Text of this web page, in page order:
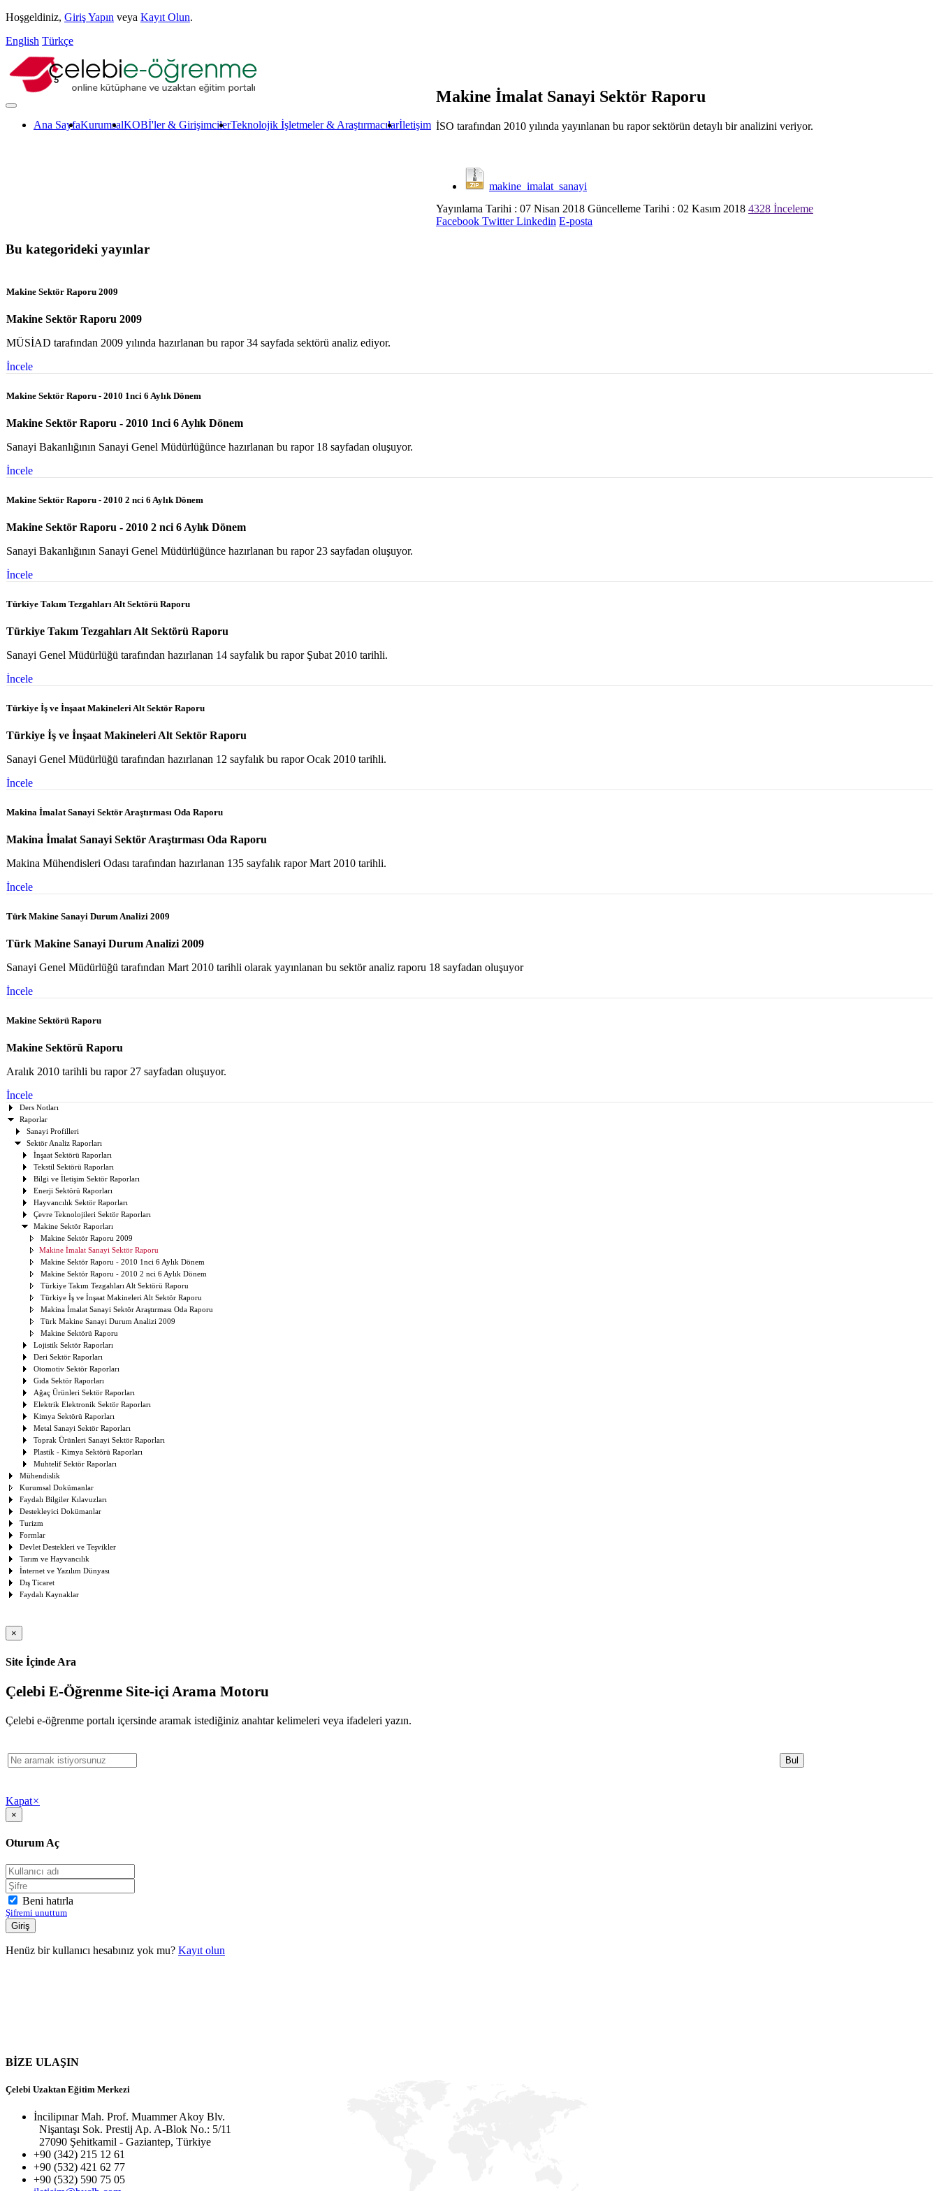
Hoşgeldiniz, Giriş Yapın veya Kayıt Olun.
English Türkçe
Ana SayfaKurumsalKOBİ'ler & GirişimcilerTeknolojik İşletmeler & Araştırmacılarİletişim
Makine İmalat Sanayi Sektör Raporu
İSO tarafından 2010 yılında yayınlanan bu rapor sektörün detaylı bir analizini veriyor.
makine_imalat_sanayi
Yayınlama Tarihi : 07 Nisan 2018 Güncelleme Tarihi : 02 Kasım 2018 4328 İnceleme
Facebook Twitter Linkedin E-posta
Bu kategorideki yayınlar
Makine Sektör Raporu 2009
Makine Sektör Raporu 2009
MÜSİAD tarafından 2009 yılında hazırlanan bu rapor 34 sayfada sektörü analiz ediyor.
İncele
Makine Sektör Raporu - 2010 1nci 6 Aylık Dönem
Makine Sektör Raporu - 2010 1nci 6 Aylık Dönem
Sanayi Bakanlığının Sanayi Genel Müdürlüğünce hazırlanan bu rapor 18 sayfadan oluşuyor.
İncele
Makine Sektör Raporu - 2010 2 nci 6 Aylık Dönem
Makine Sektör Raporu - 2010 2 nci 6 Aylık Dönem
Sanayi Bakanlığının Sanayi Genel Müdürlüğünce hazırlanan bu rapor 23 sayfadan oluşuyor.
İncele
Türkiye Takım Tezgahları Alt Sektörü Raporu
Türkiye Takım Tezgahları Alt Sektörü Raporu
Sanayi Genel Müdürlüğü tarafından hazırlanan 14 sayfalık bu rapor Şubat 2010 tarihli.
İncele
Türkiye İş ve İnşaat Makineleri Alt Sektör Raporu
Türkiye İş ve İnşaat Makineleri Alt Sektör Raporu
Sanayi Genel Müdürlüğü tarafından hazırlanan 12 sayfalık bu rapor Ocak 2010 tarihli.
İncele
Makina İmalat Sanayi Sektör Araştırması Oda Raporu
Makina İmalat Sanayi Sektör Araştırması Oda Raporu
Makina Mühendisleri Odası tarafından hazırlanan 135 sayfalık rapor Mart 2010 tarihli.
İncele
Türk Makine Sanayi Durum Analizi 2009
Türk Makine Sanayi Durum Analizi 2009
Sanayi Genel Müdürlüğü tarafından Mart 2010 tarihli olarak yayınlanan bu sektör analiz raporu 18 sayfadan oluşuyor
İncele
Makine Sektörü Raporu
Makine Sektörü Raporu
Aralık 2010 tarihli bu rapor 27 sayfadan oluşuyor.
İncele
Ders Notları
Raporlar
Sanayi Profilleri
Sektör Analiz Raporları
İnşaat Sektörü Raporları
Tekstil Sektörü Raporları
Bilgi ve İletişim Sektör Raporları
Enerji Sektörü Raporları
Hayvancılık Sektör Raporları
Çevre Teknolojileri Sektör Raporları
Makine Sektör Raporları
Makine Sektör Raporu 2009
Makine İmalat Sanayi Sektör Raporu
Makine Sektör Raporu - 2010 1nci 6 Aylık Dönem
Makine Sektör Raporu - 2010 2 nci 6 Aylık Dönem
Türkiye Takım Tezgahları Alt Sektörü Raporu
Türkiye İş ve İnşaat Makineleri Alt Sektör Raporu
Makina İmalat Sanayi Sektör Araştırması Oda Raporu
Türk Makine Sanayi Durum Analizi 2009
Makine Sektörü Raporu
Lojistik Sektör Raporları
Deri Sektör Raporları
Otomotiv Sektör Raporları
Gıda Sektör Raporları
Ağaç Ürünleri Sektör Raporları
Elektrik Elektronik Sektör Raporları
Kimya Sektörü Raporları
Metal Sanayi Sektör Raporları
Toprak Ürünleri Sanayi Sektör Raporları
Plastik - Kimya Sektörü Raporları
Muhtelif Sektör Raporları
Mühendislik
Kurumsal Dokümanlar
Faydalı Bilgiler Kılavuzları
Destekleyici Dokümanlar
Turizm
Formlar
Devlet Destekleri ve Teşvikler
Tarım ve Hayvancılık
İnternet ve Yazılım Dünyası
Dış Ticaret
Faydalı Kaynaklar
×
Site İçinde Ara
Çelebi E-Öğrenme Site-içi Arama Motoru
Çelebi e-öğrenme portalı içersinde aramak istediğiniz anahtar kelimeleri veya ifadeleri yazın.
Kapat×
×
Oturum Aç
Beni hatırla
Şifremi unuttum
Henüz bir kullanıcı hesabınız yok mu? Kayıt olun
BİZE ULAŞIN
Çelebi Uzaktan Eğitim Merkezi
İncilipınar Mah. Prof. Muammer Akoy Blv.
Nişantaşı Sok. Prestij Ap. A-Blok No.: 5/11
27090 Şehitkamil - Gaziantep, Türkiye
+90 (342) 215 12 61
+90 (532) 421 62 77
+90 (532) 590 75 05